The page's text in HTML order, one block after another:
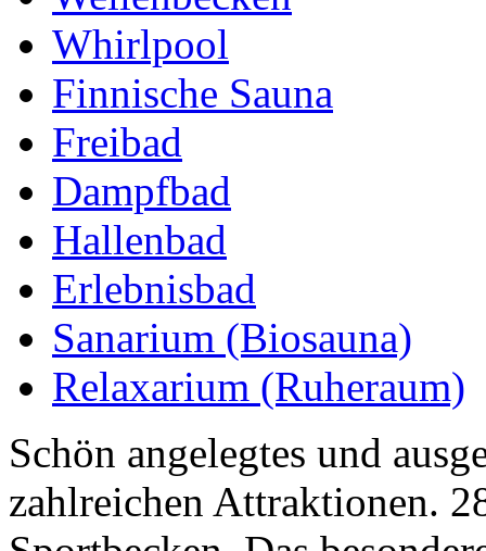
Whirlpool
Finnische Sauna
Freibad
Dampfbad
Hallenbad
Erlebnisbad
Sanarium (Biosauna)
Relaxarium (Ruheraum)
Schön angelegtes und
zahlreichen Attraktionen.